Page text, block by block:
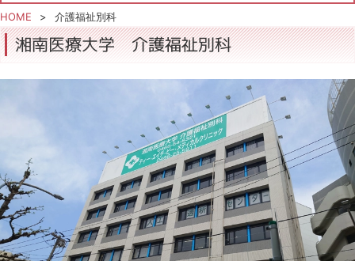
HOME 介護福祉別科
湘南医療大学 介護福祉別科